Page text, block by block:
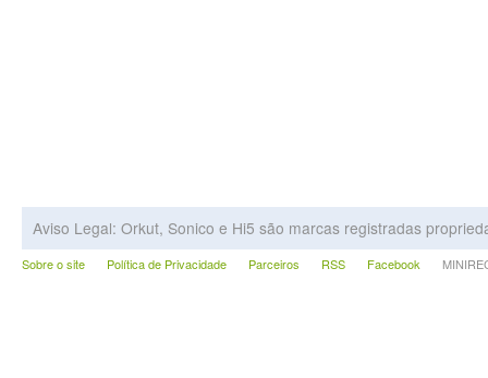
Aviso Legal: Orkut, Sonico e Hi5 são marcas registradas
Sobre o site Política de Privacidade Parceiros RSS Facebook